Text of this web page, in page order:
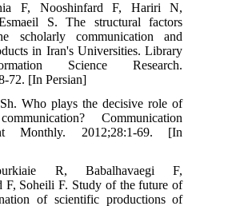
F, Nooshinfard F, Hariri N,
S. The structural factors
scholarly communication and
in Iran's Universities. Library
Science Research.
72. [In Persian]
Who plays the decisive role of
Communication
Monthly. 2012;28:1-69. [In
R, Babalhavaegi F,
F, Soheili F. Study of the future of
of scientific productions of